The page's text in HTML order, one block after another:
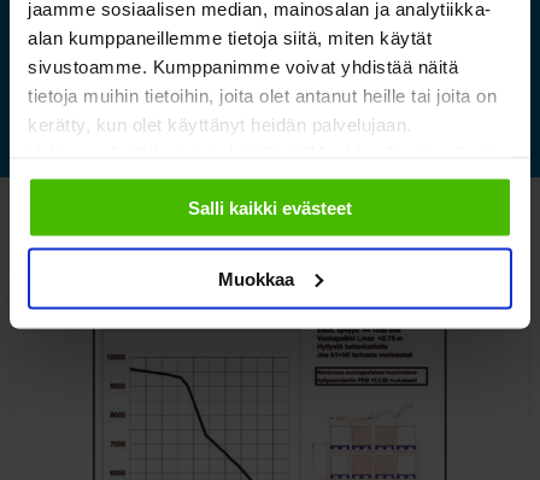
jaamme sosiaalisen median, mainosalan ja analytiikka-
alan kumppaneillemme tietoja siitä, miten käytät
sivustoamme. Kumppanimme voivat yhdistää näitä
tietoja muihin tietoihin, joita olet antanut heille tai joita on
kerätty, kun olet käyttänyt heidän palvelujaan.
sallimiisi evästeisiin.
Salli kaikki evästeet
Muokkaa
Lue lisää »
Katso myös nämä